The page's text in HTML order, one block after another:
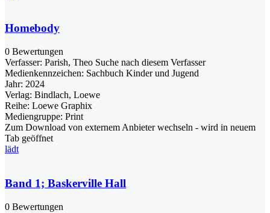
Homebody
0 Bewertungen
Verfasser: Parish, Theo Suche nach diesem Verfasser
Medienkennzeichen: Sachbuch Kinder und Jugend
Jahr: 2024
Verlag: Bindlach, Loewe
Reihe: Loewe Graphix
Mediengruppe: Print
Zum Download von externem Anbieter wechseln - wird in neuem
Tab geöffnet
lädt
Band 1; Baskerville Hall
0 Bewertungen